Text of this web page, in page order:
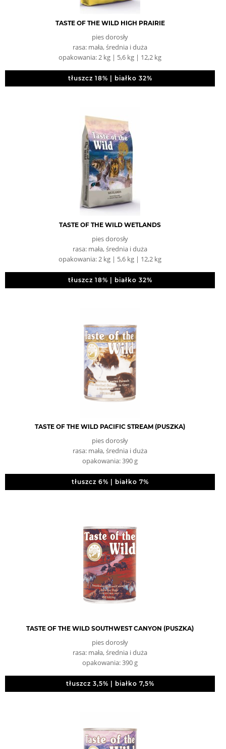
TASTE OF THE WILD HIGH PRAIRIE
pies dorosły
rasa: mała, średnia i duża
opakowania: 2 kg | 5,6 kg | 12,2 kg
tłuszcz 18% | białko 32%
TASTE OF THE WILD WETLANDS
pies dorosły
rasa: mała, średnia i duża
opakowania: 2 kg | 5,6 kg | 12,2 kg
tłuszcz 18% | białko 32%
TASTE OF THE WILD PACIFIC STREAM (PUSZKA)
pies dorosły
rasa: mała, średnia i duża
opakowania: 390 g
tłuszcz 6% | białko 7%
TASTE OF THE WILD SOUTHWEST CANYON (PUSZKA)
pies dorosły
rasa: mała, średnia i duża
opakowania: 390 g
tłuszcz 3,5% | białko 7,5%